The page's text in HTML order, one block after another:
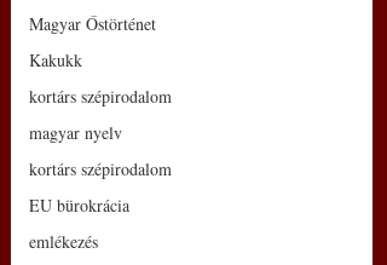
Magyar Őstörténet
Kakukk
kortárs szépirodalom
magyar nyelv
kortárs szépirodalom
EU bürokrácia
emlékezés